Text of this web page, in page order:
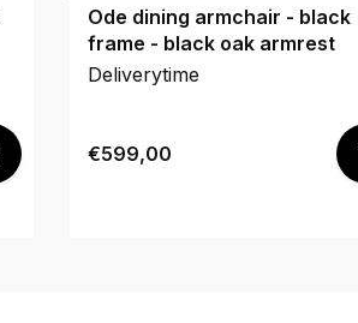
Ode dining armchair - black
frame - black oak armrest
Deliverytime
€599,00